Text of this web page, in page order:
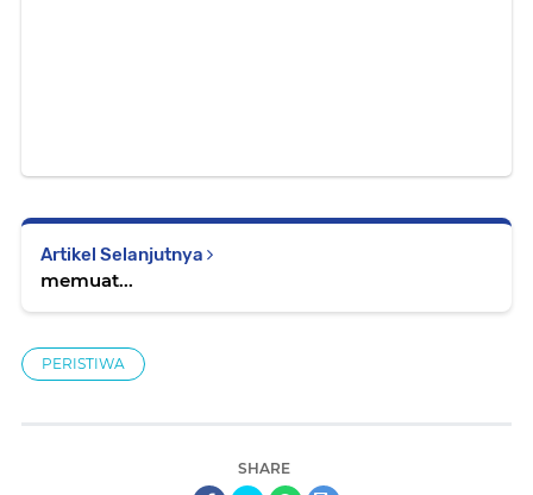
Artikel Selanjutnya
memuat...
PERISTIWA
SHARE